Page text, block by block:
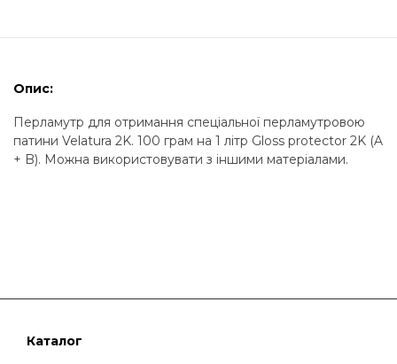
Опис:
Перламутр для отримання спеціальної перламутровою
патини Velatura 2K. 100 грам на 1 літр Gloss protector 2K (A
+ B). Можна використовувати з іншими матеріалами.
Каталог